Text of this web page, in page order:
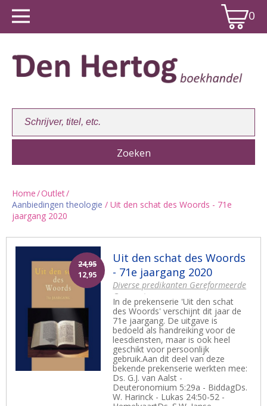
0
Winkelwagen:
Home/Outlet/
Aanbiedingen theologie / Uit den schat des Woords - 71e
jaargang 2020
24,95
12,95
Uit den schat des Woords
- 71e jaargang 2020
Diverse predikanten Gereformeerde
Gemeenten
In de prekenserie 'Uit den schat
des Woords' verschijnt dit jaar de
71e jaargang. De uitgave is
bedoeld als handreiking voor de
leesdiensten, maar is ook heel
geschikt voor persoonlijk
gebruik.Aan dit deel van deze
bekende prekenserie werkten mee:
Ds. G.J. van Aalst -
Deuteronomium 5:29a - BiddagDs.
W. Harinck - Lukas 24:50-52 -